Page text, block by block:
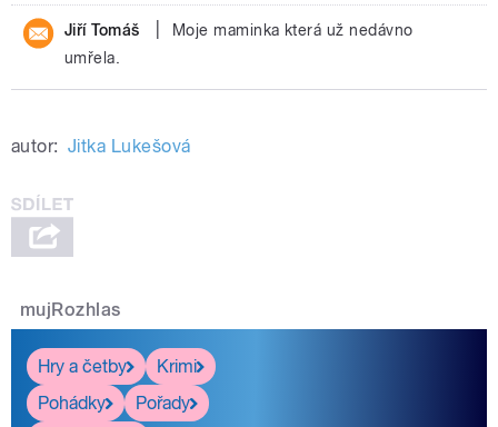
Jiří Tomáš
Moje maminka která už nedávno
umřela.
autor: Jitka Lukešová
mujRozhlas
Hry a četby
Krimi
Pohádky
Pořady